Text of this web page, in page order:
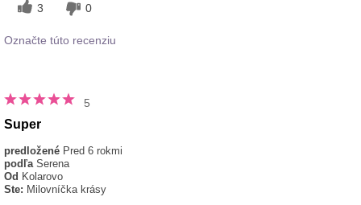
3 0
Označte túto recenziu
5
Super
predložené Pred 6 rokmi
podľa Serena
Od Kolarovo
Ste: Milovníčka krásy